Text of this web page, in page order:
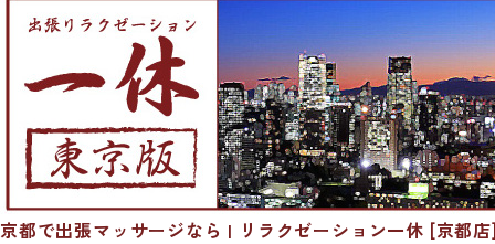
京都で出張マッサージなら | リラクゼーション一休 [京都